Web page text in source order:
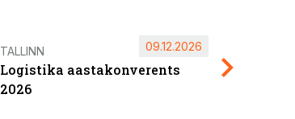
TALLINN
Logistika aastakonverents
2026
09.12.2026